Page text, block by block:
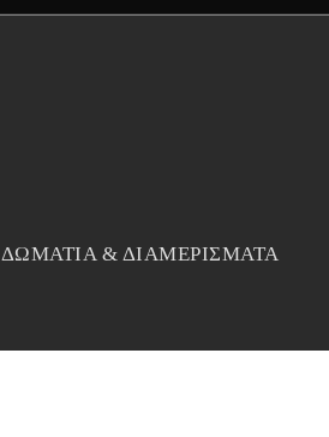
ΔΩΜΑΤΙΑ & ΔΙΑΜΕΡΙΣΜΑΤΑ